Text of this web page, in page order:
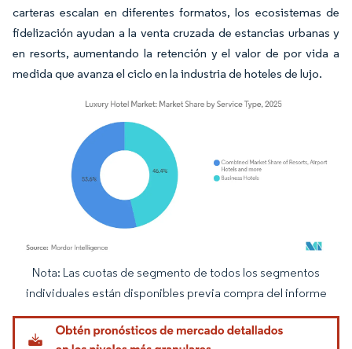
carteras escalan en diferentes formatos, los ecosistemas de
fidelización ayudan a la venta cruzada de estancias urbanas y
en resorts, aumentando la retención y el valor de por vida a
medida que avanza el ciclo en la industria de hoteles de lujo.
Imagen © Mordor Intelligence. El uso requiere atribución según CC BY 4.0.
Nota: Las cuotas de segmento de todos los segmentos
individuales están disponibles previa compra del informe